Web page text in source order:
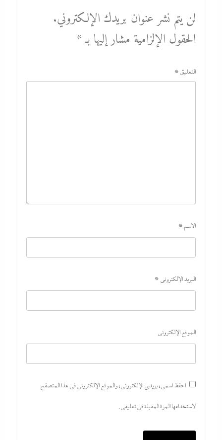
لن يتم نشر عنوان بريدك الإلكتروني.
الحقول الإلزامية مشار إليها بـ*
التعليق *
الاسم *
البريد الإلكتروني *
الموقع الإلكتروني
احفظ اسمي، بريدي الإلكتروني، والموقع الإلكتروني في هذا المتصفح
لاستخدامها المرة المقبلة في تعليقي.